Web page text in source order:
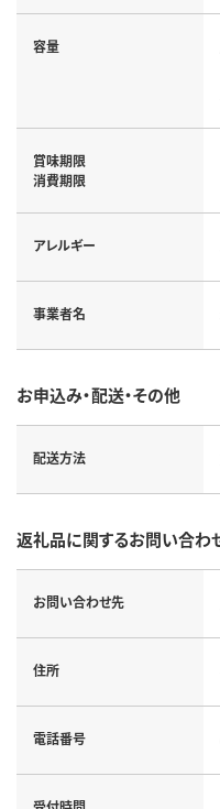
容量
賞味期限
消費期限
アレルギー
事業者名
お申込み・配送・その他
配送方法
返礼品に関するお問い合わ
お問い合わせ先
住所
電話番号